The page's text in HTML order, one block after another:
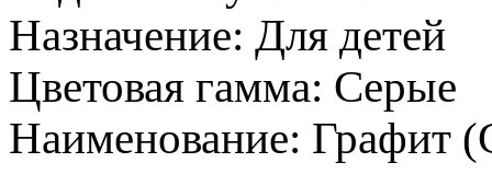
Назначение: Для детей
Цветовая гамма: Серые
Наименование: Графит